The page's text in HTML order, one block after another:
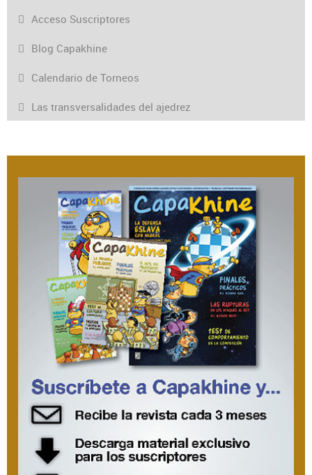
Acceso Suscriptores
Blog Capakhine
Calendario de Torneos
Las transversalidades del ajedrez